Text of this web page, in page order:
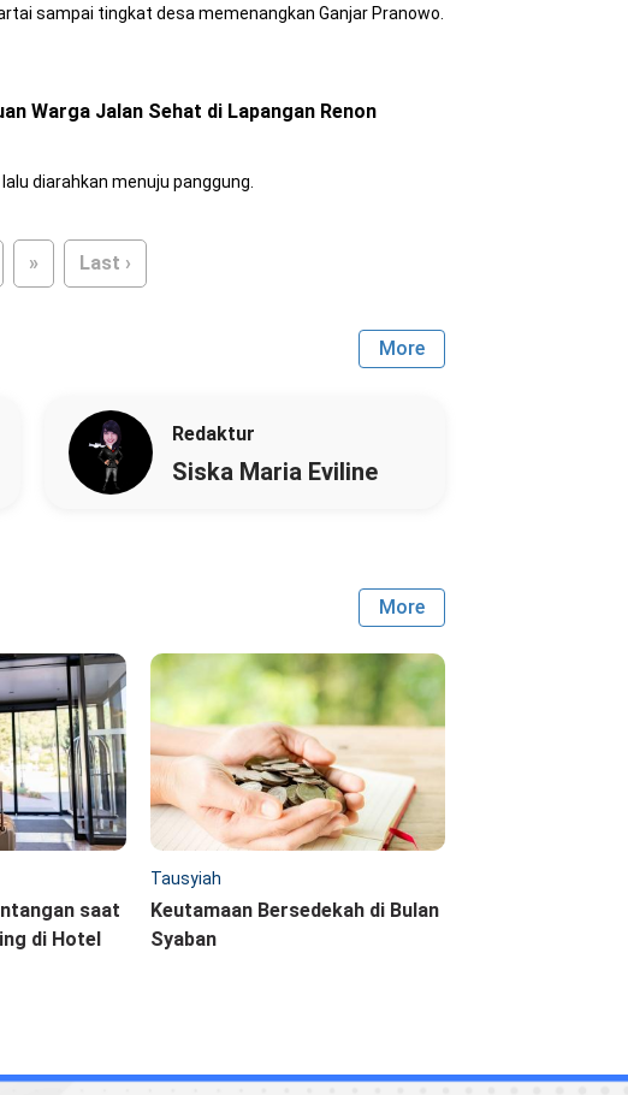
sampai tingkat desa memenangkan Ganjar Pranowo.
Warga Jalan Sehat di Lapangan Renon
diarahkan menuju panggung.
» Last ›
More
Redaktur
Siska Maria Eviline
More
saat
di Hotel
Tausyiah
Keutamaan Bersedekah di Bulan
Syaban